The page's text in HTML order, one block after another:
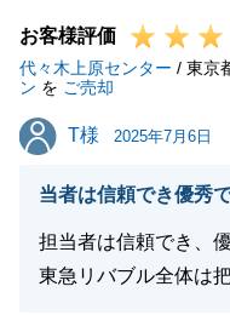
お客様評価
代々木上原センター / 東京
ン を ご売却
T様
T様 2025年7月6日
当者は信頼でき優秀
担当者は信頼でき、優
東急リバブル全体は